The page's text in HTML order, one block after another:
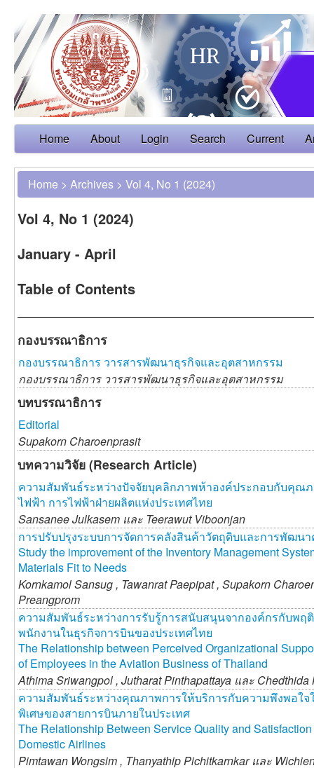
Home About Login Search Current
Home > Archives > Vol 4, No 1 (2024)
Vol 4, No 1 (2024)
January - April
Table of Contents
กองบรรณาธิการ
กองบรรณาธิการ วารสารพัฒนาธุรกิจและอุตสาหกรรม
กองบรรณาธิการ วารสารพัฒนาธุรกิจและอุตสาหกรรม
บทบรรณาธิการ
Editorial
Supakorn Charoenprasit
บทความวิจัย (Research Article)
ความสัมพันธ์ระหว่างปัจจัยบุคลิกภาพห้าองค์ประกอบกับคุณ
ไฟฟ้า การไฟฟ้าฝ่ายผลิตแห่งประเทศไทย
Sansanee Julkasem และ Teerawut Viboonjan
การปรับปรุงระบบการจัดการคลังสินค้าวัตถุดิบและการพัฒน
Study the improvement of the Inventory Management
Materials Fit to Needs
Kornkamol Sansug , Tawanrat Paepipat , Supakorn
Preangprom
ความสัมพันธ์ระหว่างการรับรู้การสนับสนุนจากองค์กรกับพฤ
พนักงานในธุรกิจการบินของประเทศไทย
The Relationship between Perceived Organizational
of Employees in the Aviation Business of Thailand
Athima Sriwangpol , Jutharat Pinthapattaya และ Chedthida
ความสัมพันธ์ระหว่างคุณภาพการให้บริการกับความพึงพอใจ
พิเศษของสายการบินภายในประเทศ
The Relationship Between Service Quality and
Domestic Airlines
Pimtawan Wongsim , Thanyathip Pichitkarnkar และ